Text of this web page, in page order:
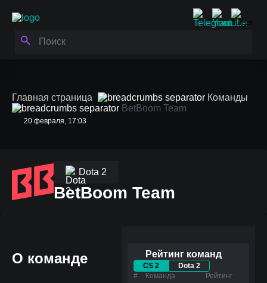
Главная страница
Команды
BetBoom Team
20 февраля, 17:03
Dota 2
BetBoom Team
О команде Рейтинг команд
CS 2
Dota 2
#
Команда Рейтинг